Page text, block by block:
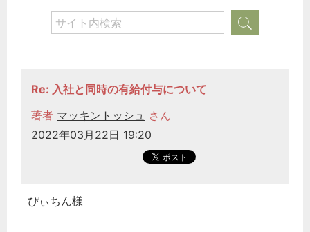
Re: 入社と同時の有給付与について
著者 マッキントッシュ さん
2022年03月22日 19:20
ぴぃちん様